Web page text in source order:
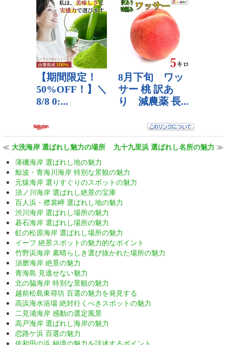
≪ 大洗海岸 選ばれし魅力の場所 九十九里浜 選ばれし名所の魅力 ≫
薄磯海岸 選ばれし地の魅力
鯨波・青海川海岸 特別な景観の魅力
元猿海岸 選りすぐりのスポットの魅力
須ノ川海岸 選ばれし絶景の宝庫
百人浜・襟裳岬 選ばれし地の魅力
渋川海岸 選ばれし場所の魅力
碁石海岸 選ばれし場所の魅力
虹の松原海岸 選ばれし場所の魅力
イーフ 絶景スポットの魅力的なポイント
竹野浜海岸 素晴らしき選び抜かれた場所の魅力
須磨海岸 絶景の魅力
青海島 見逃せない魅力
北の脇海岸 特別な景観の魅力
越前松島東尋坊 百選の魅力を発見する
高浜海水浴場 絶対行くべきスポットの魅力
二見浦海岸 感動の選定風景
高戸海岸 選ばれし海岸の魅力
恋路ケ浜 百選の魅力
佐和田の浜 秘境の魅力を詳述するポイント